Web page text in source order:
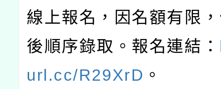
線上報名，因名額有限
後順序錄取。報名連結：
url.cc/R29XrD 。